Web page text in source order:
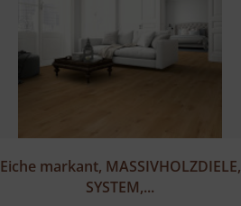
Eiche markant, MASSIVHOLZDIELE,
SYSTEM,...